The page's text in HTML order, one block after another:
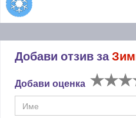
Добави отзив за
Добави оценка